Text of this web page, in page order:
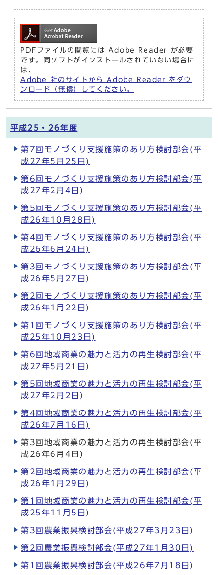
PDFファイルの閲覧には Adobe Reader が必要
です。同ソフトがインストールされていない場合に
は、
Adobe 社のサイトから Adobe Reader をダウ
ンロード（無償）してください。
平成25・26年度
第7回モノづくり支援施策のあり方検討部会(平
成27年5月25日)
第6回モノづくり支援施策のあり方検討部会(平
成27年2月4日)
第5回モノづくり支援施策のあり方検討部会(平
成26年10月28日)
第4回モノづくり支援施策のあり方検討部会(平
成26年6月24日)
第3回モノづくり支援施策のあり方検討部会(平
成26年5月27日)
第2回モノづくり支援施策のあり方検討部会(平
成26年1月22日)
第1回モノづくり支援施策のあり方検討部会(平
成25年10月23日)
第6回地域商業の魅力と活力の再生検討部会(平
成27年5月21日)
第5回地域商業の魅力と活力の再生検討部会(平
成27年2月2日)
第4回地域商業の魅力と活力の再生検討部会(平
成26年7月16日)
第3回地域商業の魅力と活力の再生検討部会(平
成26年6月4日)
第2回地域商業の魅力と活力の再生検討部会(平
成26年1月29日)
第1回地域商業の魅力と活力の再生検討部会(平
成25年11月5日)
第3回農業振興検討部会(平成27年3月23日)
第2回農業振興検討部会(平成27年1月30日)
第1回農業振興検討部会(平成26年7月18日)